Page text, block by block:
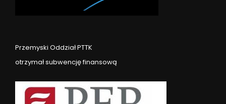
Przemyski Oddział PTTK
otrzymał subwencję finansową